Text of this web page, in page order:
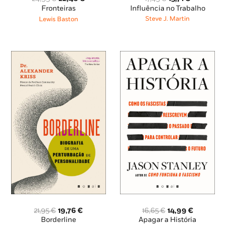
preço
original
Fronteiras
Lewis Baston
preço
original
preço
Influência no Trabalho
Steve J. Martin
21,95€ O
preço
19,76€O
Borderline
16,65€ O
preço
14,99 €O
preço
Apagar a História